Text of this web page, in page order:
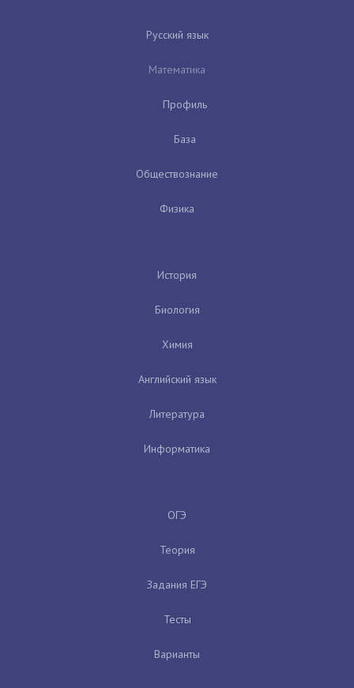
Русский язык
Математика
Профиль
База
Обществознание
Физика
История
Биология
Химия
Английский язык
Литература
Информатика
ОГЭ
Теория
Задания ЕГЭ
Тесты
Варианты